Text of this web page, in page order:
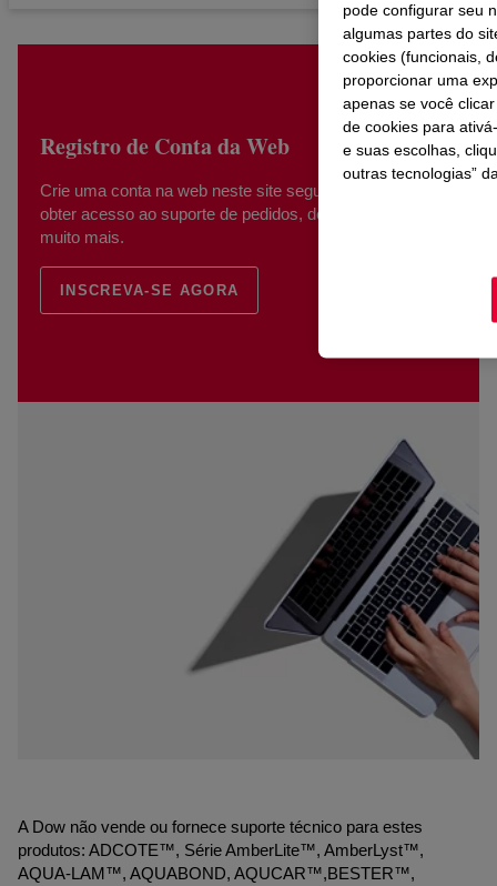
Registro de Conta da Web
Crie uma conta na web neste site seguro ou entre para
obter acesso ao suporte de pedidos, detalhes de envio e
muito mais.
INSCREVA-SE AGORA
A Dow não vende ou fornece suporte técnico para estes
produtos: ADCOTE™, Série AmberLite™, AmberLyst™,
AQUA-LAM™, AQUABOND, AQUCAR™,BESTER™,
pode configurar seu
algumas partes do
cookies (funcionais,
proporcionar uma
apenas se você
de cookies para
e suas escolhas,
outras tecnologias”